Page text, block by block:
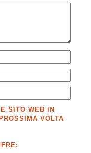
SITO WEB IN
VOLTA